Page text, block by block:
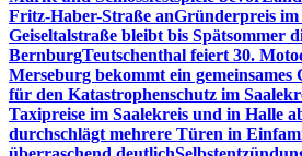
Fritz-Haber-Straße anGründerpreis im
Geiseltalstraße bleibt bis Spätsommer
BernburgTeutschenthal feiert 30.
Merseburg bekommt ein gemeinsames
für den Katastrophenschutz im
Taxipreise im Saalekreis und in Halle
durchschlägt mehrere Türen in